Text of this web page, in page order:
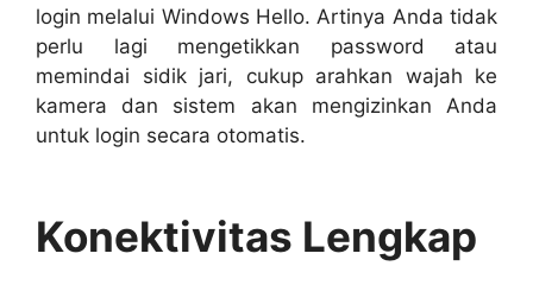
login melalui Windows Hello. Artinya Anda tidak
perlu lagi mengetikkan password atau
memindai sidik jari, cukup arahkan wajah ke
kamera dan sistem akan mengizinkan Anda
untuk login secara otomatis.
Konektivitas Lengkap